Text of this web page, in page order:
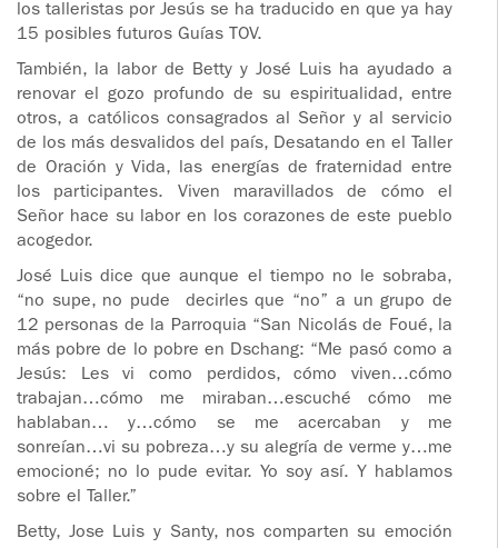
los talleristas por Jesús se ha traducido en que ya hay
15 posibles futuros Guías TOV.
También, la labor de Betty y José Luis ha ayudado a
renovar el gozo profundo de su espiritualidad, entre
otros, a católicos consagrados al Señor y al servicio
de los más desvalidos del país, Desatando en el Taller
de Oración y Vida, las energías de fraternidad entre
los participantes. Viven maravillados de cómo el
Señor hace su labor en los corazones de este pueblo
acogedor.
José Luis dice que aunque el tiempo no le sobraba,
“no supe, no pude decirles que “no” a un grupo de
12 personas de la Parroquia “San Nicolás de Foué, la
más pobre de lo pobre en Dschang: “Me pasó como a
Jesús: Les vi como perdidos, cómo viven…cómo
trabajan…cómo me miraban…escuché cómo me
hablaban… y…cómo se me acercaban y me
sonreían…vi su pobreza…y su alegría de verme y…me
emocioné; no lo pude evitar. Yo soy así. Y hablamos
sobre el Taller.”
Betty, Jose Luis y Santy, nos comparten su emoción